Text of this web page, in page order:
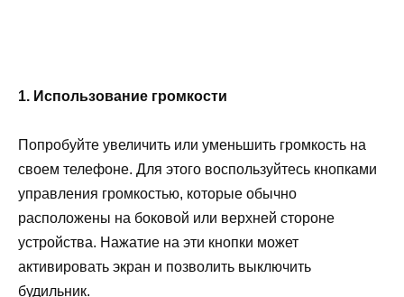
1. Использование громкости
Попробуйте увеличить или уменьшить громкость на
своем телефоне. Для этого воспользуйтесь кнопками
управления громкостью, которые обычно
расположены на боковой или верхней стороне
устройства. Нажатие на эти кнопки может
активировать экран и позволить выключить
будильник.